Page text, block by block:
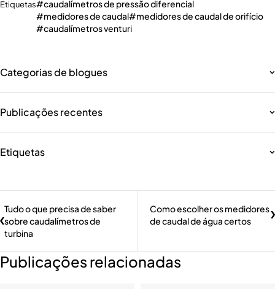
Etiquetas
caudalímetros de pressão diferencial
medidores de caudal
medidores de caudal de orifício
caudalímetros venturi
Categorias de blogues
Publicações recentes
Etiquetas
Tudo o que precisa de saber
sobre caudalímetros de
turbina
Como escolher os medidores
de caudal de água certos
Publicações relacionadas